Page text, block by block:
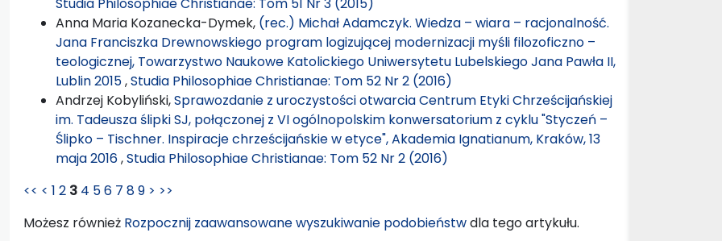
Anna Maria Kozanecka-Dymek, (rec.) Michał Adamczyk. Wiedza – wiara – racjonalność.
Jana Franciszka Drewnowskiego program logizującej modernizacji myśli filozoficzno –
teologicznej, Towarzystwo Naukowe Katolickiego Uniwersytetu Lubelskiego Jana Pawła II,
Lublin 2015,Studia Philosophiae Christianae: Tom 52 Nr 2 (2016)
Andrzej Kobyliński,Sprawozdanie z uroczystości otwarcia Centrum Etyki Chrześcijańskiej
im. Tadeusza ślipki SJ, połączonej z VI ogólnopolskim konwersatorium z cyklu "Styczeń –
Ślipko – Tischner. Inspiracje chrześcijańskie w etyce", Akademia Ignatianum, Kraków, 13
maja 2016,Studia Philosophiae Christianae: Tom 52 Nr 2 (2016)
<< < 1 2 3 4 56 7 89 > >>
Możesz również Rozpocznij zaawansowane wyszukiwanie podobieństwdla tego artykułu.